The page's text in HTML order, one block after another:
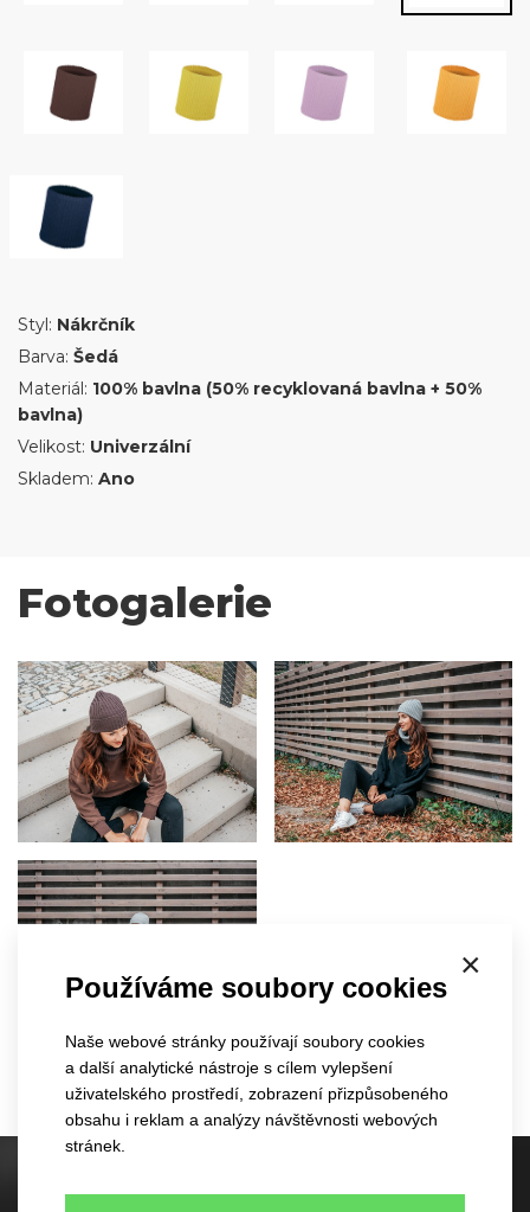
×
Používáme soubory cookies
Naše webové stránky používají soubory cookies
a další analytické nástroje s cílem vylepšení
uživatelského prostředí, zobrazení přizpůsobeného
obsahu i reklam a analýzy návštěvnosti webových
stránek.
Styl: Nákrčník
Barva: Šedá
Materiál: 100% bavlna (50% recyklovaná bavlna + 50%
bavlna)
Velikost: Univerzální
Skladem: Ano
Fotogalerie
Skladové kšiltovky